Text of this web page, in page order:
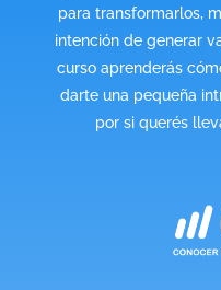
para transformarlos,
intención de generar
curso aprenderás
darte una pequeña
por si querés